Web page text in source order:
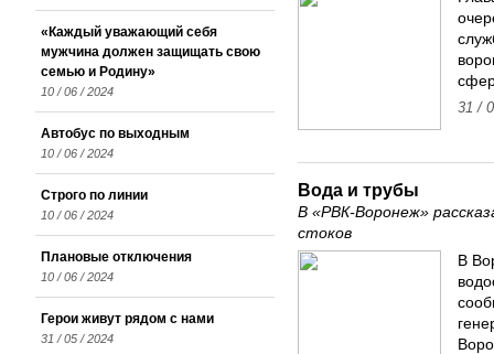
31 /
Вода и трубы
В «РВК-Воронеж»
стоков
В
«Каждый уважающий себя
мужчина должен защищать свою
семью и Родину»
10 / 06 / 2024
Автобус по выходным
10 / 06 / 2024
Строго по линии
10 / 06 / 2024
Плановые отключения
10 / 06 / 2024
Герои живут рядом с нами
31 / 05 / 2024